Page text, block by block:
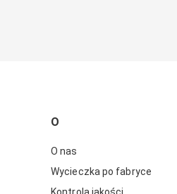
O
O nas
Wycieczka po fabryce